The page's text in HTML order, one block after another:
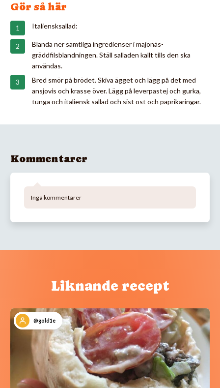
Gör så här
Italiensksallad:
Blanda ner samtliga ingredienser i majonäs-
gräddfilsblandningen. Ställ salladen kallt tills den ska
användas.
Bred smör på brödet. Skiva ägget och lägg på det med
ansjovis och krasse över. Lägg på leverpastej och gurka,
tunga och italiensk sallad och sist ost och paprikaringar.
Kommentarer
Inga kommentarer
Liknande recept
@gold1e